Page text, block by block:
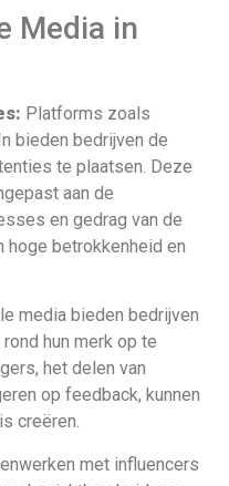
Media in
Platforms zoals
bieden bedrijven de
te plaatsen. Deze
aan de
en gedrag van de
hoge betrokkenheid en
media bieden bedrijven
hun merk op te
het delen van
op feedback, kunnen
creëren.
met influencers